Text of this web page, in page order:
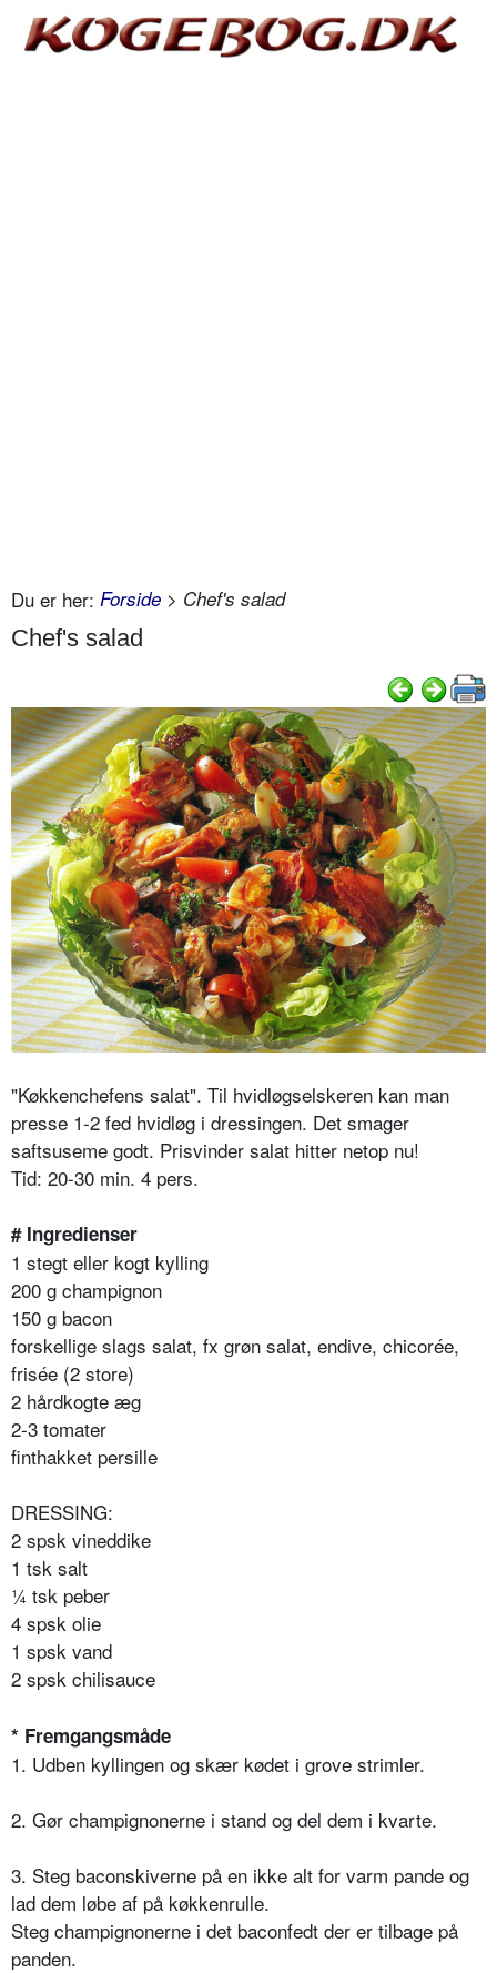
Du er her: Forside > Chef's salad
Chef's salad
"Køkkenchefens salat". Til hvidløgselskeren kan man
presse 1-2 fed hvidløg i dressingen. Det smager
saftsuseme godt. Prisvinder salat hitter netop nu!
Tid: 20-30 min. 4 pers.
# Ingredienser
1 stegt eller kogt kylling
200 g champignon
150 g bacon
forskellige slags salat, fx grøn salat, endive, chicorée,
frisée (2 store)
2 hårdkogte æg
2-3 tomater
finthakket persille
DRESSING:
2 spsk vineddike
1 tsk salt
¼ tsk peber
4 spsk olie
1 spsk vand
2 spsk chilisauce
* Fremgangsmåde
1. Udben kyllingen og skær kødet i grove strimler.
2. Gør champignonerne i stand og del dem i kvarte.
3. Steg baconskiverne på en ikke alt for varm pande og
lad dem løbe af på køkkenrulle.
Steg champignonerne i det baconfedt der er tilbage på
panden.